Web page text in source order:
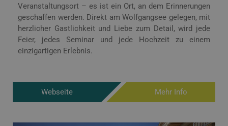
Veranstaltungsort – es ist ein Ort, an dem Erinnerungen
geschaffen werden. Direkt am Wolfgangsee gelegen, mit
herzlicher Gastlichkeit und Liebe zum Detail, wird jede
Feier, jedes Seminar und jede Hochzeit zu einem
einzigartigen Erlebnis.
Webseite Mehr Info